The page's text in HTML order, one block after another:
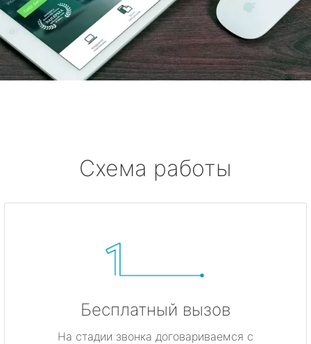
Схема работы
Бесплатный вызов
На стадии звонка договариваемся с